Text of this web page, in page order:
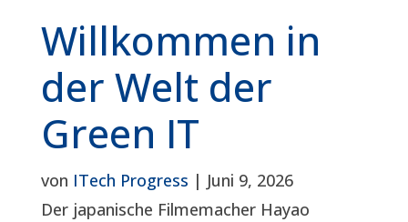
Willkommen in
der Welt der
Green IT
von ITech Progress | Juni 9, 2026
Der japanische Filmemacher Hayao